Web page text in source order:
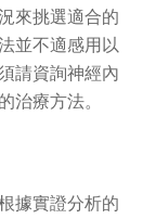
來挑選適合的
並不適感用以
請資詢神經內
治療方法。
據實證分析的